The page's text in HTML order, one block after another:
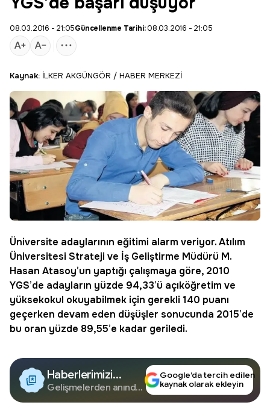
08.03.2016 - 21:05Güncellenme Tarihi:08.03.2016 - 21:05
Kaynak: İLKER AKGÜNGÖR / HABER MERKEZİ
Üniversite adaylarının eğitimi alarm veriyor.Atılım
Üniversitesi Strateji ve İş Geliştirme Müdürü M.
Hasan Atasoy’un yaptığı çalışmaya göre, 2010
YGS’de adayların yüzde 94,33’ü açıköğretim ve
yüksekokul okuyabilmek için gerekli 140 puanı
geçerken devam eden düşüşler sonucunda 2015’de
bu oran yüzde 89,55’e kadar geriledi.
Haberlerimizi
Google'da Takip
Edin
Gelişmelerden anında
Google’da tercih edilen
kaynak olarak ekleyin